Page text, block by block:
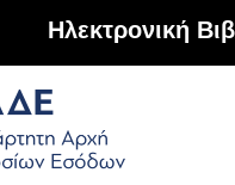
Hλεκτρονική